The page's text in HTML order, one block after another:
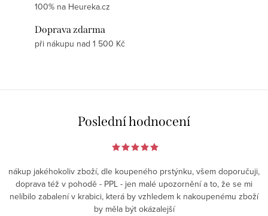
100% na Heureka.cz
Doprava zdarma
při nákupu nad 1 500 Kč
Poslední hodnocení
nákup jakéhokoliv zboží, dle koupeného prstýnku, všem doporučuji,
doprava též v pohodě - PPL - jen malé upozornění a to, že se mi
nelíbilo zabalení v krabici, která by vzhledem k nakoupenému zboží
by měla být okázalejší